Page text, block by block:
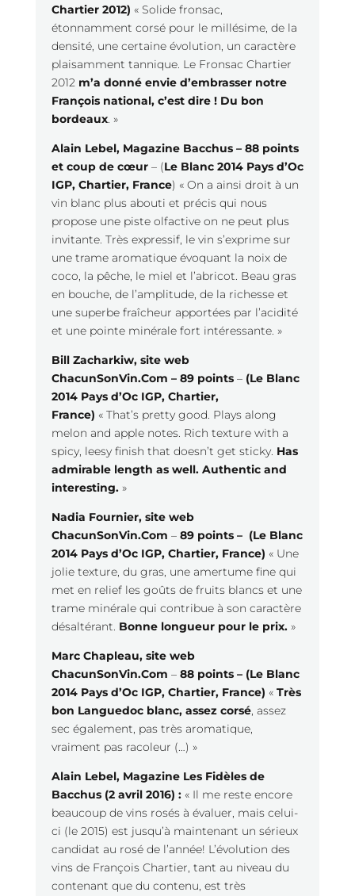
Chartier 2012) « Solide fronsac,
étonnamment corsé pour le millésime, de la
densité, une certaine évolution, un caractère
plaisamment tannique. Le Fronsac Chartier
2012 m’a donné envie d’embrasser notre
François national, c’est dire ! Du bon
bordeaux. »
Alain Lebel, Magazine Bacchus – 88 points
et coup de cœur – (Le Blanc 2014 Pays d’Oc
IGP, Chartier, France) « On a ainsi droit à un
vin blanc plus abouti et précis qui nous
propose une piste olfactive on ne peut plus
invitante. Très expressif, le vin s’exprime sur
une trame aromatique évoquant la noix de
coco, la pêche, le miel et l’abricot. Beau gras
en bouche, de l’amplitude, de la richesse et
une superbe fraîcheur apportées par l’acidité
et une pointe minérale fort intéressante. »
Bill Zacharkiw, site web
ChacunSonVin.Com – 89 points– (Le Blanc
2014 Pays d’Oc IGP, Chartier,
France) « That’s pretty good. Plays along
melon and apple notes. Rich texture with a
spicy, leesy finish that doesn’t get sticky. Has
admirable length as well. Authentic and
interesting.»
Nadia Fournier, site web
ChacunSonVin.Com – 89 points – (Le Blanc
2014 Pays d’Oc IGP, Chartier, France) « Une
jolie texture, du gras, une amertume fine qui
met en relief les goûts de fruits blancs et une
trame minérale qui contribue à son caractère
désaltérant. Bonne longueur pour le prix. »
Marc Chapleau, site web
ChacunSonVin.Com – 88 points – (Le Blanc
2014 Pays d’Oc IGP, Chartier, France) « Très
bon Languedoc blanc, assez corsé, assez
sec également, pas très aromatique,
vraiment pas racoleur (…) »
Alain Lebel, Magazine Les Fidèles de
Bacchus (2 avril 2016) :« Il me reste encore
beaucoup de vins rosés à évaluer, mais celui-
ci (le 2015) est jusqu’à maintenant un sérieux
candidat au rosé de l’année! L’évolution des
vins de François Chartier, tant au niveau du
contenant que du contenu, est très